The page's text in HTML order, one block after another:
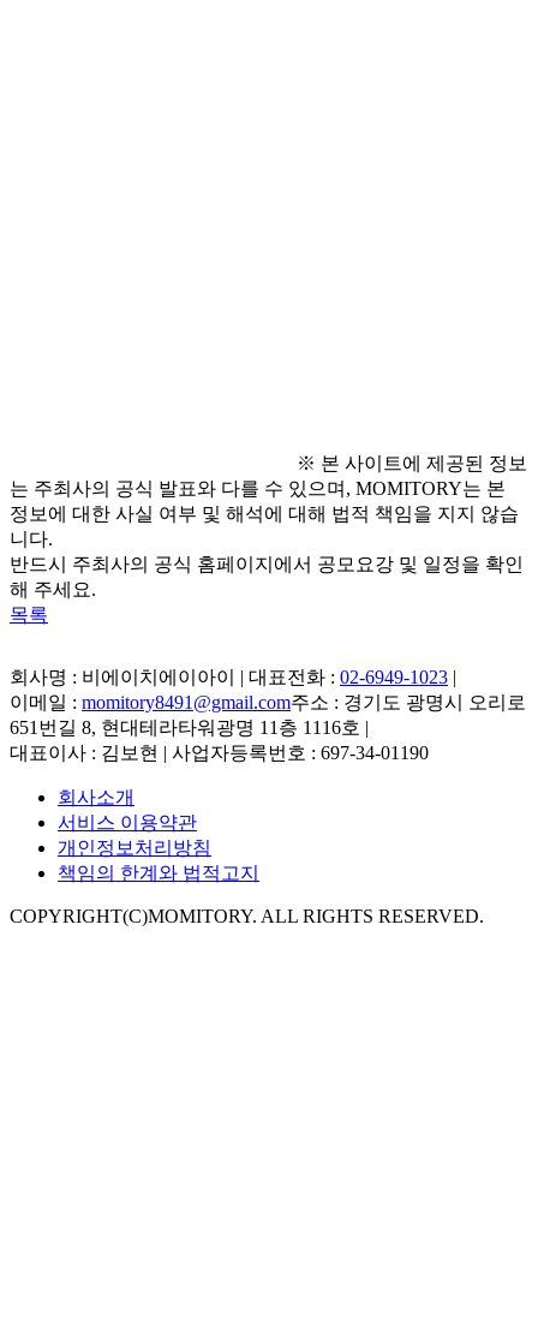
※ 본 사이트에 제공된 정보
는 주최사의 공식 발표와 다를 수 있으며, MOMITORY는 본
정보에 대한 사실 여부 및 해석에 대해 법적 책임을 지지 않습
니다.
반드시 주최사의 공식 홈페이지에서 공모요강 및 일정을 확인
해 주세요.
목록
회사명 : 비에이치에이아이 | 대표전화 : 02-6949-1023 |
이메일 : momitory8491@gmail.com주소 : 경기도 광명시 오리로
651번길 8, 현대테라타워광명 11층 1116호 |
대표이사 : 김보현 | 사업자등록번호 : 697-34-01190
회사소개
서비스 이용약관
개인정보처리방침
책임의 한계와 법적고지
COPYRIGHT(C)MOMITORY. ALL RIGHTS RESERVED.